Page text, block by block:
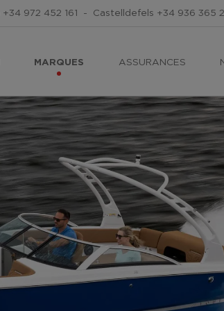
+34 972 452 161 - Castelldefels +34 936 365
MARQUES ASSURANCES